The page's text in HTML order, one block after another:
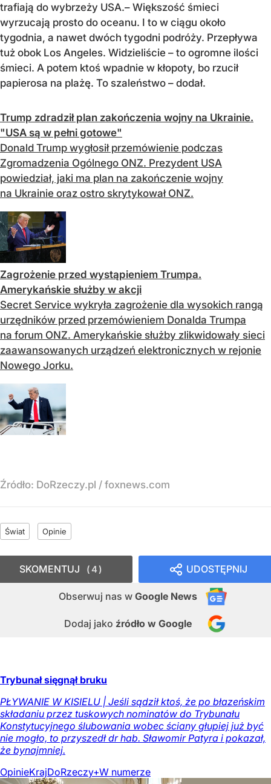
trafiają do wybrzeży USA.– Większość śmieci
wyrzucają prosto do oceanu. I to w ciągu około
tygodnia, a nawet dwóch tygodni podróży. Przepływa
tuż obok Los Angeles. Widzieliście – to ogromne ilości
śmieci. A potem ktoś wpadnie w kłopoty, bo rzucił
papierosa na plażę. To szaleństwo – dodał.
Trump zdradził plan zakończenia wojny na Ukrainie.
"USA są w pełni gotowe"
Donald Trump wygłosił przemówienie podczas
Zgromadzenia Ogólnego ONZ. Prezydent USA
powiedział, jaki ma plan na zakończenie wojny
na Ukrainie oraz ostro skrytykował ONZ.
Zagrożenie przed wystąpieniem Trumpa.
Amerykańskie służby w akcji
Secret Service wykryła zagrożenie dla wysokich rangą
urzędników przed przemówieniem Donalda Trumpa
na forum ONZ. Amerykańskie służby zlikwidowały sieci
zaawansowanych urządzeń elektronicznych w rejonie
Nowego Jorku.
Źródło: DoRzeczy.pl / foxnews.com
Świat Opinie
UDOSTĘPNIJ
Obserwuj nas w Google News
Dodaj jako źródło w Google
SKOMENTUJ 4
Trybunał sięgnął bruku
PŁYWANIE W KISIELU | Jeśli sądził ktoś, że po błazeńskim
składaniu przez tuskowych nominatów do Trybunału
Konstytucyjnego ślubowania wobec ściany głupiej już być
nie mogło, to przyszedł dr hab. Sławomir Patyra i pokazał,
że bynajmniej.
OpinieKrajDoRzeczy+W numerze